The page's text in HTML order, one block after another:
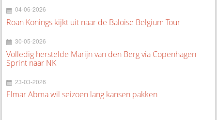
04-06-2026
Roan Konings kijkt uit naar de Baloise Belgium Tour
30-05-2026
Volledig herstelde Marijn van den Berg via Copenhagen
Sprint naar NK
23-03-2026
Elmar Abma wil seizoen lang kansen pakken